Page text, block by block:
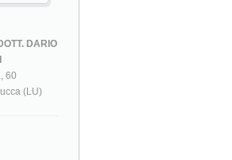
DARIO
60
(LU)